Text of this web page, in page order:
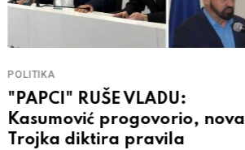
POLITIKA
"PAPCI" RUŠE VLADU:
Kasumović progovorio, nova
Trojka diktira pravila